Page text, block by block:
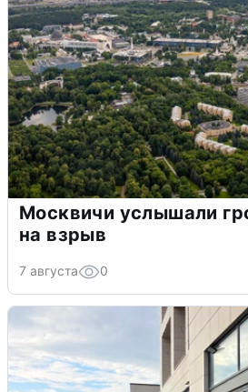
Москвичи услышали
на взрыв
7 августа 0